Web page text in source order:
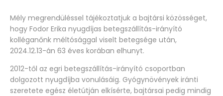
Mély megrendüléssel tájékoztatjuk a bajtársi közösséget,
hogy Fodor Erika nyugdíjas betegszállítás-irányító
kolléganőnk méltósággal viselt betegsége után,
2024.12.13-án 63 éves korában elhunyt.
2012-től az egri betegszállítás-irányító csoportban
dolgozott nyugdíjba vonulásáig. Gyógynövények iránti
szeretete egész életútján elkísérte, bajtársai pedig mindig